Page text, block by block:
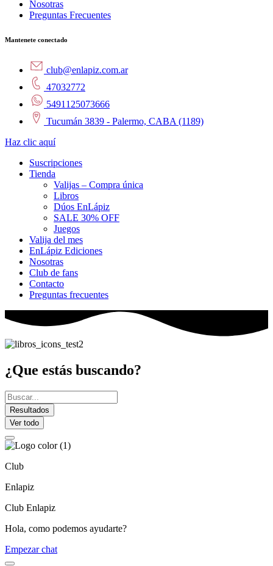
Nosotras
Preguntas Frecuentes
Mantenete conectado
club@enlapiz.com.ar
47032772
5491125073666
Tucumán 3839 - Palermo, CABA (1189)
Haz clic aquí
Suscripciones
Tienda
Valijas – Compra única
Libros
Dúos EnLápiz
SALE 30% OFF
Juegos
Valija del mes
EnLápiz Ediciones
Nosotras
Club de fans
Contacto
Preguntas frecuentes
¿Que estás buscando?
Search
...Resultados
Ver todo
Club
Enlapiz
Club Enlapiz
Hola, como podemos ayudarte?
Empezar chat